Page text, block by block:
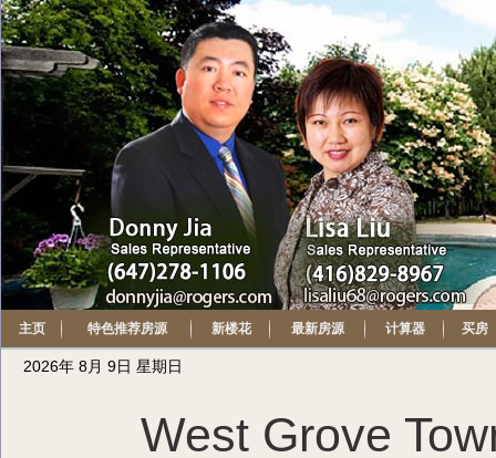
主页 特色推荐房源 新楼花 最新房源 计算器 买房
2026年 8月 9日 星期日
West Grove